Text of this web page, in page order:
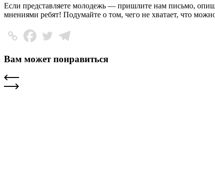
Если представляете молодежь — пришлите нам письмо,
мнениями ребят! Подумайте о том, чего не хватает, что
Вам может понравиться